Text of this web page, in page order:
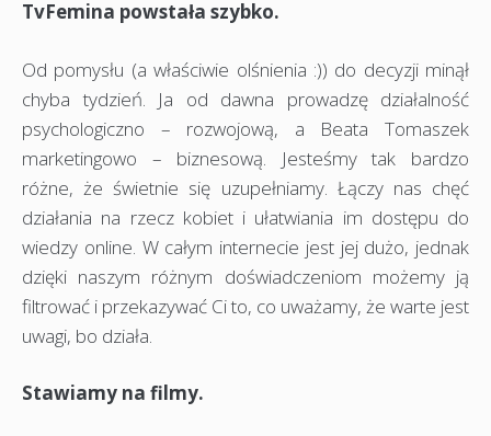
TvFemina powstała szybko.
Od pomysłu (a właściwie olśnienia :)) do decyzji minął
chyba tydzień. Ja od dawna prowadzę działalność
psychologiczno – rozwojową, a Beata Tomaszek
marketingowo – biznesową. Jesteśmy tak bardzo
różne, że świetnie się uzupełniamy. Łączy nas chęć
działania na rzecz kobiet i ułatwiania im dostępu do
wiedzy online. W całym internecie jest jej dużo, jednak
dzięki naszym różnym doświadczeniom możemy ją
filtrować i przekazywać Ci to, co uważamy, że warte jest
uwagi, bo działa.
Stawiamy na filmy.